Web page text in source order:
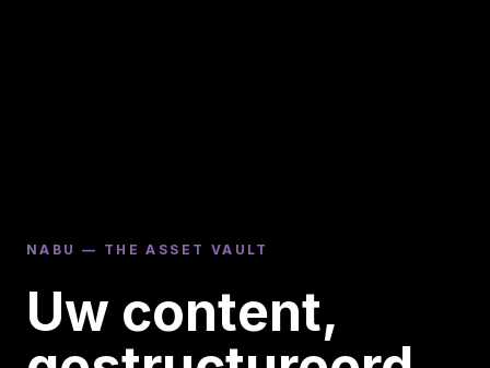
NABU — THE ASSET VAULT
Uw content,